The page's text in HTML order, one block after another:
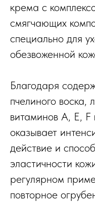
крема с
смягчающих
специально для
обезвоженной
Благодаря
пчелиного
витаминов A, E, F
оказывает
действие и
эластичности
регулярном
повторное